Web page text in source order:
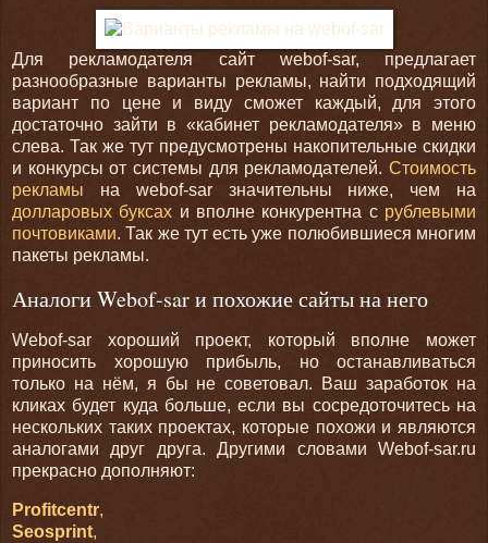
Для рекламодателя сайт webof-sar, предлагает
разнообразные варианты рекламы, найти подходящий
вариант по цене и виду сможет каждый, для этого
достаточно зайти в «кабинет рекламодателя» в меню
слева. Так же тут предусмотрены накопительные скидки
и конкурсы от системы для рекламодателей. Стоимость
рекламы на webof-sar значительны ниже, чем на
долларовых буксах и вполне конкурентна с рублевыми
почтовиками. Так же тут есть уже полюбившиеся многим
пакеты рекламы.
Аналоги Webof-sar и похожие сайты на него
Webof-sar хороший проект, который вполне может
приносить хорошую прибыль, но останавливаться
только на нём, я бы не советовал. Ваш заработок на
кликах будет куда больше, если вы сосредоточитесь на
нескольких таких проектах, которые похожи и являются
аналогами друг друга. Другими словами Webof-sar.ru
прекрасно дополняют:
Profitcentr,
Seosprint,